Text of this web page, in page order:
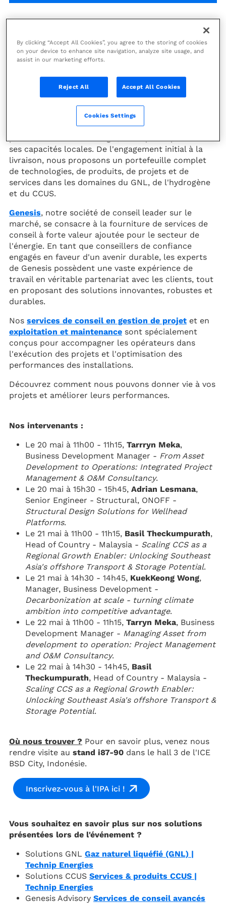
Jakarta, Indonésie
salon IPA (du 20 au 22 mai, ICE,
Jakarta), Technip Energies mettra en avant son
expertise de pointe en ingénierie et en technologie
ses capacités locales. De l'engagement initial à la
livraison, nous proposons un portefeuille complet
de technologies, de produits, de projets et de
services dans les domaines du GNL, de l'hydrogène
et du CCUS.
Genesis, notre société de conseil leader sur le
marché, se consacre à la fourniture de services de
conseil à forte valeur ajoutée pour le secteur de
l'énergie. En tant que conseillers de confiance
engagés en faveur d'un avenir durable, les experts
de Genesis possèdent une vaste expérience de
travail en véritable partenariat avec les clients, tout
en proposant des solutions innovantes, robustes et
durables.
Nos services de conseil en gestion de projet et en
exploitation et maintenance sont spécialement
conçus pour accompagner les opérateurs dans
l'exécution des projets et l'optimisation des
performances des installations.
Découvrez comment nous pouvons donner vie à vos
projets et améliorer leurs performances.
Nos intervenants :
Le 20 mai à 11h00 - 11h15, Tarrryn Meka,
Business Development Manager - From Asset
Development to Operations: Integrated Project
Management & O&M Consultancy.
Le 20 mai à 15h30 - 15h45, Adrian Lesmana​​,
Senior Engineer - Structural, ONOFF -
Structural Design Solutions for Wellhead
Platforms.
Le 21 mai à 11h00 - 11h15, Basil Theckumpurath​,
Head of Country - Malaysia - Scaling CCS as a
Regional Growth Enabler: Unlocking Southeast
Asia's offshore Transport & Storage Potential.
Le 21 mai à 14h30 - 14h45, KuekKeong Wong​,
Manager, Business Development -
Decarbonization at scale - turning climate
ambition into competitive advantage.
Le 22 mai à 11h00 - 11h15, Tarryn Meka, Business
Development Manager - Managing Asset from
development to operation: Project Management
and O&M Consultancy.
Le 22 mai à 14h30 - 14h45, Basil
Theckumpurath​, Head of Country - Malaysia -
Scaling CCS as a Regional Growth Enabler:
Unlocking Southeast Asia's offshore Transport &
Storage Potential.
Où nous trouver ? Pour en savoir plus, venez nous
rendre visite au stand i87-90 dans le hall 3 de l'ICE
BSD City, Indonésie.
Inscrivez-vous à l'IPA ici !
Vous souhaitez en savoir plus sur nos solutions
présentées lors de l'événement ?
Solutions GNL Gaz naturel liquéfié (GNL) |
Technip Energies
Solutions CCUS Services & produits CCUS |
Technip Energies
Genesis Advisory Services de conseil avancés
By clicking “Accept All Cookies”, you agree to the storing of cookies
on your device to enhance site navigation, analyze site usage, and
assist in our marketing efforts.
Reject All Accept All Cookies
Cookies Settings